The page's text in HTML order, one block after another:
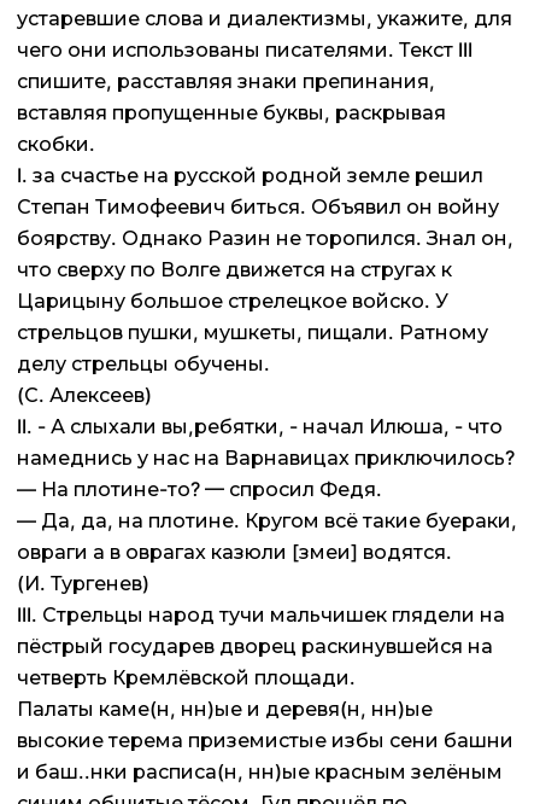
устаревшие слова и диалектизмы, укажите, для
чего они использованы писателями. Текст III
спишите, расставляя знаки препинания,
вставляя пропущенные буквы, раскрывая
скобки.
I. за счастье на русской родной земле решил
Степан Тимофеевич биться. Объявил он войну
боярству. Однако Разин не торопился. Знал он,
что сверху по Волге движется на стругах к
Царицыну большое стрелецкое войско. У
стрельцов пушки, мушкеты, пищали. Ратному
делу стрельцы обучены.
(С. Алексеев)
II. - А слыхали вы,ребятки, - начал Илюша, - что
намеднись у нас на Варнавицах приключилось?
— На плотине-то? — спросил Федя.
— Да, да, на плотине. Кругом всё такие буераки,
овраги а в оврагах казюли [змеи] водятся.
(И. Тургенев)
III. Стрельцы народ тучи мальчишек глядели на
пёстрый государев дворец раскинувшейся на
четверть Кремлёвской площади.
Палаты каме(н, нн)ые и деревя(н, нн)ые
высокие терема приземистые избы сени башни
и баш..нки расписа(н, нн)ые красным зелёным